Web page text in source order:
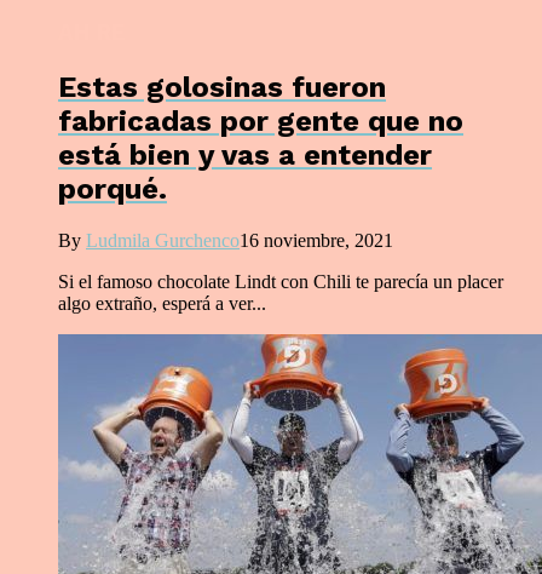
Estas golosinas fueron
fabricadas por gente que no
está bien y vas a entender
porqué.
By Ludmila Gurchenco16 noviembre, 2021
Si el famoso chocolate Lindt con Chili te parecía un placer
algo extraño, esperá a ver...